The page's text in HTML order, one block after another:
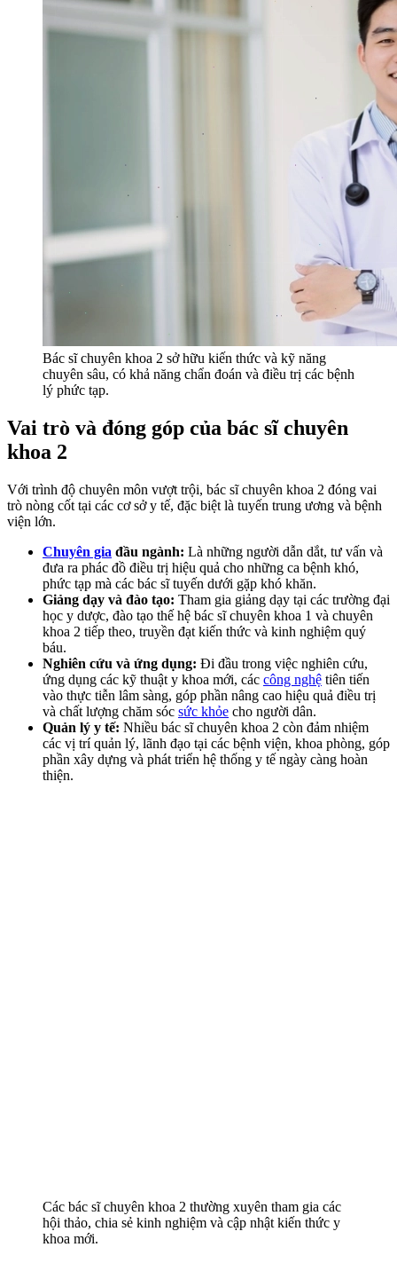
Bác sĩ chuyên khoa 2 sở hữu kiến thức và kỹ năng
chuyên sâu, có khả năng chẩn đoán và điều trị các bệnh
lý phức tạp.
Vai trò và đóng góp của bác sĩ chuyên
khoa 2
Với trình độ chuyên môn vượt trội, bác sĩ chuyên khoa 2 đóng vai
trò nòng cốt tại các cơ sở y tế, đặc biệt là tuyến trung ương và bệnh
viện lớn.
Chuyên gia đầu ngành: Là những người dẫn dắt, tư vấn và
đưa ra phác đồ điều trị hiệu quả cho những ca bệnh khó,
phức tạp mà các bác sĩ tuyến dưới gặp khó khăn.
Giảng dạy và đào tạo: Tham gia giảng dạy tại các trường đại
học y dược, đào tạo thế hệ bác sĩ chuyên khoa 1 và chuyên
khoa 2 tiếp theo, truyền đạt kiến thức và kinh nghiệm quý
báu.
Nghiên cứu và ứng dụng: Đi đầu trong việc nghiên cứu,
ứng dụng các kỹ thuật y khoa mới, các công nghệ tiên tiến
vào thực tiễn lâm sàng, góp phần nâng cao hiệu quả điều trị
và chất lượng chăm sóc sức khỏe cho người dân.
Quản lý y tế: Nhiều bác sĩ chuyên khoa 2 còn đảm nhiệm
các vị trí quản lý, lãnh đạo tại các bệnh viện, khoa phòng, góp
phần xây dựng và phát triển hệ thống y tế ngày càng hoàn
thiện.
Các bác sĩ chuyên khoa 2 thường xuyên tham gia các
hội thảo, chia sẻ kinh nghiệm và cập nhật kiến thức y
khoa mới.